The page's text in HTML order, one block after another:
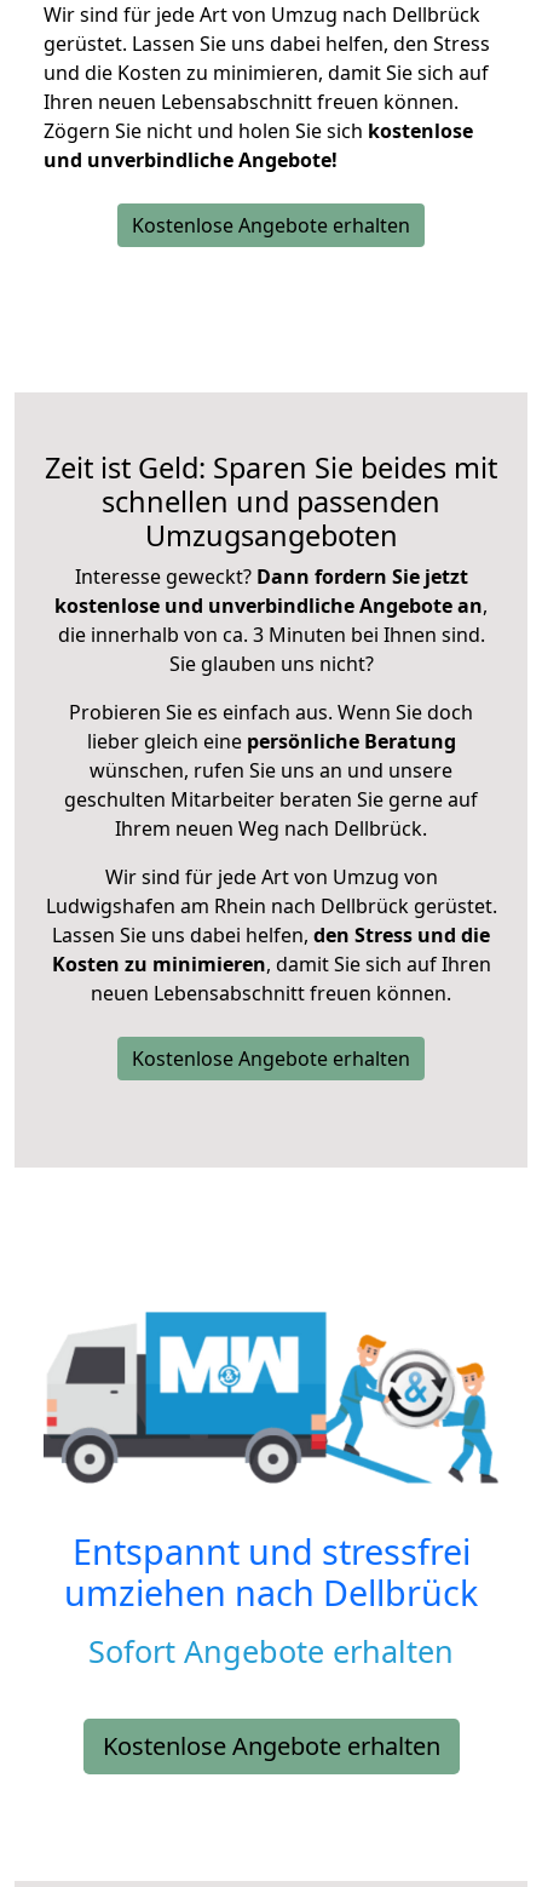
Wir sind für jede Art von Umzug nach Dellbrück
gerüstet. Lassen Sie uns dabei helfen, den Stress
und die Kosten zu minimieren, damit Sie sich auf
Ihren neuen Lebensabschnitt freuen können.
Zögern Sie nicht und holen Sie sich kostenlose
und unverbindliche Angebote!
Kostenlose Angebote erhalten
Zeit ist Geld: Sparen Sie beides mit
schnellen und passenden
Umzugsangeboten
Interesse geweckt? Dann fordern Sie jetzt
kostenlose und unverbindliche Angebote an,
die innerhalb von ca. 3 Minuten bei Ihnen sind.
Sie glauben uns nicht?
Probieren Sie es einfach aus. Wenn Sie doch
lieber gleich eine persönliche Beratung
wünschen, rufen Sie uns an und unsere
geschulten Mitarbeiter beraten Sie gerne auf
Ihrem neuen Weg nach Dellbrück.
Wir sind für jede Art von Umzug von
Ludwigshafen am Rhein nach Dellbrück gerüstet.
Lassen Sie uns dabei helfen, den Stress und die
Kosten zu minimieren, damit Sie sich auf Ihren
neuen Lebensabschnitt freuen können.
Kostenlose Angebote erhalten
Entspannt und stressfrei
umziehen nach Dellbrück
Sofort Angebote erhalten
Kostenlose Angebote erhalten